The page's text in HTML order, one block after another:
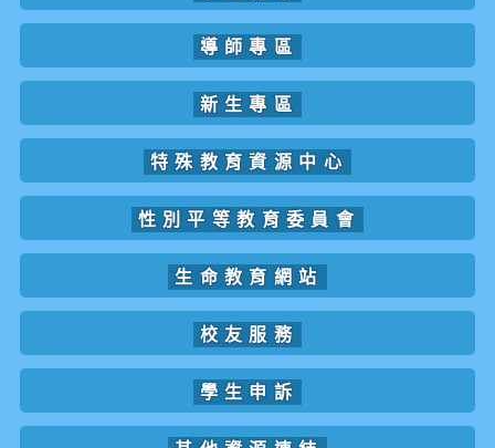
導師專區
新生專區
特殊教育資源中心
性別平等教育委員會
生命教育網站
校友服務
學生申訴